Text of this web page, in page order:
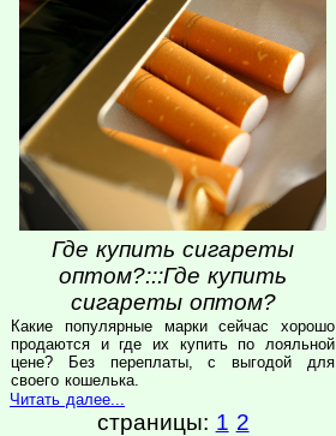
Где купить сигареты
оптом?:::Где купить
сигареты оптом?
Какие популярные марки сейчас хорошо
продаются и где их купить по лояльной
цене? Без переплаты, с выгодой для
своего кошелька.
Читать далее...
страницы: 1 2